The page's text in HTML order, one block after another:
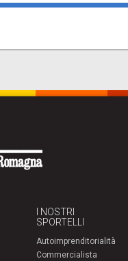
I NOSTRI
SPORTELLI
Autoimprenditorialità
Commercialista